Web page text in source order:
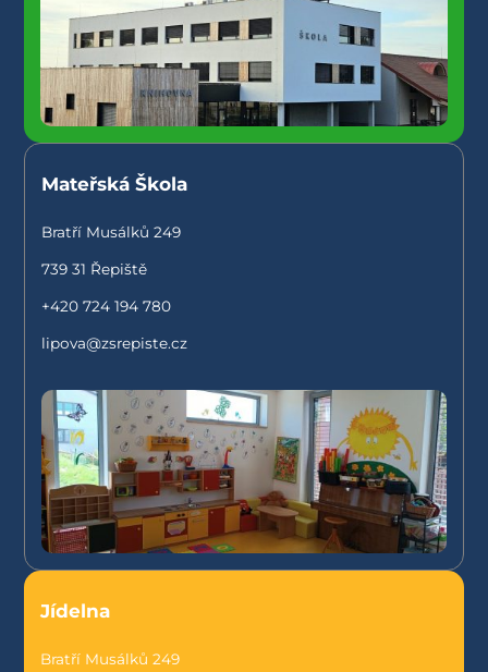
Mateřská Škola
Bratří Musálků 249
739 31 Řepiště
+420 724 194 780
lipova@zsrepiste.cz
Jídelna
Bratří Musálků 249